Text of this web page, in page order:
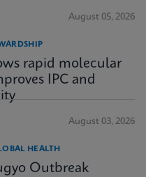
August 05, 2026
rapid molecular
IPC and
August 03, 2026
HEALTH
Outbreak